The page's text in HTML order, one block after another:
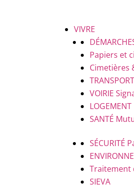
VIVRE
Papiers et
Cimetières
VOIRIE
LOGEMENT
SANTÉ
SÉCURITÉ
Traitement
SIEVA